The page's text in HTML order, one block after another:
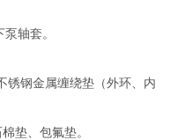
轴套。
钢金属缠绕垫（外环、内
垫、包氟垫。